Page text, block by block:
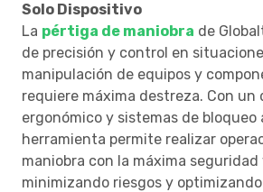
Solo Dispositivo
La pértiga de maniobra de
de precisión y control en
manipulación de equipos y
requiere máxima destreza. Con un
ergonómico y sistemas de bloqueo
herramienta permite realizar
maniobra con la máxima seguridad
minimizando riesgos y